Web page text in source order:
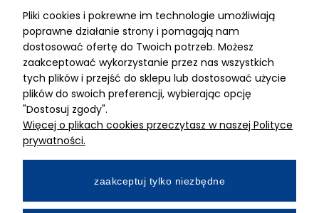
ADRES
MIMARI sp z o.o.
ul. Kurkowa 12
50-210 Wrocław
Dane rejestracyjne
NIP:8982325327
Wpłacony w całości
Pliki cookies i pokrewne im technologie umożliwiają
poprawne działanie strony i pomagają nam
dostosować ofertę do Twoich potrzeb. Możesz
zaakceptować wykorzystanie przez nas wszystkich
tych plików i przejść do sklepu lub dostosować użycie
plików do swoich preferencji, wybierając opcję
"Dostosuj zgody".
Więcej o plikach cookies przeczytasz w naszej Polityce
prywatności.
zaakceptuj tylko niezbędne